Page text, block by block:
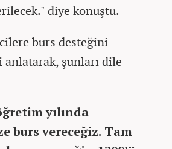
diye konuştu.
burs desteğini
şunları dile
yılında
burs vereceğiz. Tam